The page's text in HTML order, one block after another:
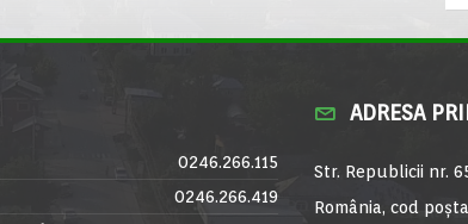
0246.266.115
0246.266.419
ADRESA
Str. Republicii nr.
România, cod